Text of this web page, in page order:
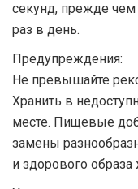
секунд, прежде чем
раз в день.
Предупреждения:
Не превышайте
Хранить в
месте. Пищевые
замены
и здорового образа